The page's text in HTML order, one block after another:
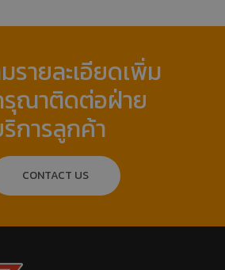
รายละเอียดเพิ่ม
รุณาติดต่อฝ่าย
การลูกค้า
CONTACT US